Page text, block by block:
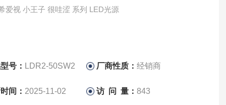
CCS希希爱视 小王子 很哇涩 系列 LED光源
号： LDR2-50SW2 厂商性质：经销商
间： 2025-11-02 访 问 量：843